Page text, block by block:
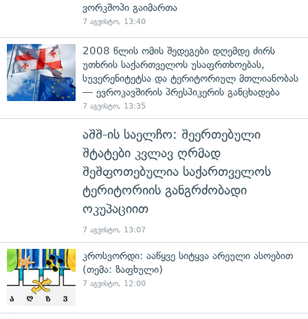
ვორკშოპი გაიმართა
7 აგვისტო, 13:40
2008 წლის ომის შედეგები დღემდე ძირს
უთხრის საქართველოს უსაფრთხოებას,
სუვერენიტეტსა და ტერიტორიულ მთლიანობას
— ევროკავშირის პრესპიკერის განცხადება
7 აგვისტო, 13:35
აშშ-ის საელჩო: შეერთებული
შტატები კვლავ ღრმად
შეშფოთებულია საქართველოს
ტერიტორიის განგრძობადი
ოკუპაციით
7 აგვისტო, 13:07
კროსვორდი: ააწყვე სიტყვა არეული ასოებით
(თემა: ზაფხული)
7 აგვისტო, 12:00